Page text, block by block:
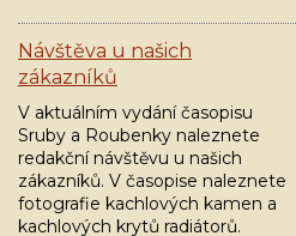
Návštěva u našich
zákazníků
V aktuálním vydání časopisu
Sruby a Roubenky naleznete
redakční návštěvu u našich
zákazníků. V časopise naleznete
fotografie kachlových kamen a
kachlových krytů radiátorů.